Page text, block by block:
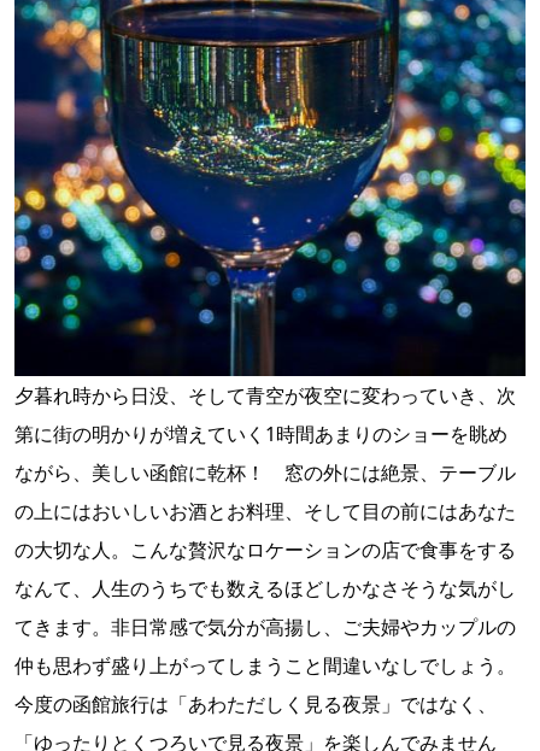
夕暮れ時から日没、そして青空が夜空に変わっていき、次
第に街の明かりが増えていく1時間あまりのショーを眺め
ながら、美しい函館に乾杯！ 窓の外には絶景、テーブル
の上にはおいしいお酒とお料理、そして目の前にはあなた
の大切な人。こんな贅沢なロケーションの店で食事をする
なんて、人生のうちでも数えるほどしかなさそうな気がし
てきます。非日常感で気分が高揚し、ご夫婦やカップルの
仲も思わず盛り上がってしまうこと間違いなしでしょう。
今度の函館旅行は「あわただしく見る夜景」ではなく、
「ゆったりとくつろいで見る夜景」を楽しんでみません